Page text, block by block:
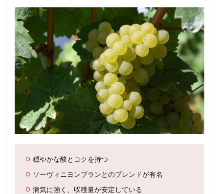
穏やかな酸とコクを持つ
ソーヴィニヨンブランとのブレンドが有名
病気に強く、収穫量が安定している